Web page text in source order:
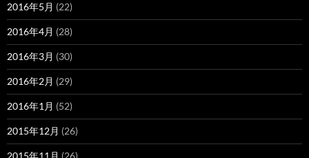
2016年5月 (22)
2016年4月 (28)
2016年3月 (30)
2016年2月 (29)
2016年1月 (52)
2015年12月 (26)